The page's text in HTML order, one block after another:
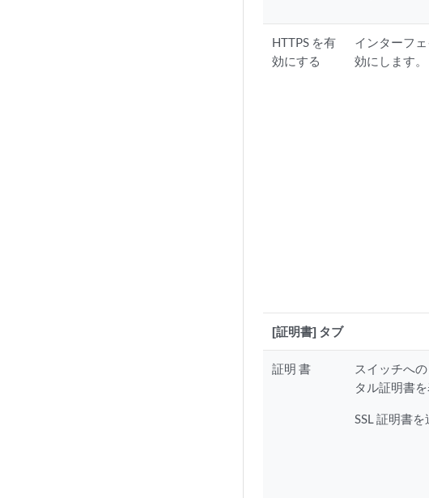
HTTPS を有
効にする
インターフ
効にします。
[証明書] タブ
証明 書
スイッチへ
タル証明書を
SSL 証明書